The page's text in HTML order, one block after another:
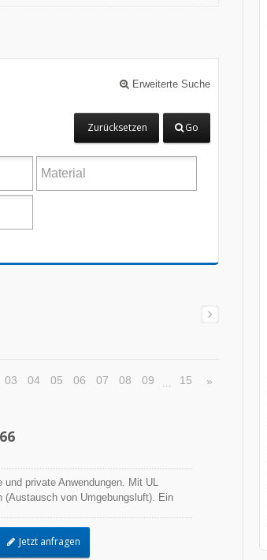
Erweiterte Suche
Go
Zurücksetzen
03 04 05 06 07 08 09 … 15 »
private Anwendungen. Mit UL
(Austausch von Umgebungsluft). Ein
Jetzt anfragen